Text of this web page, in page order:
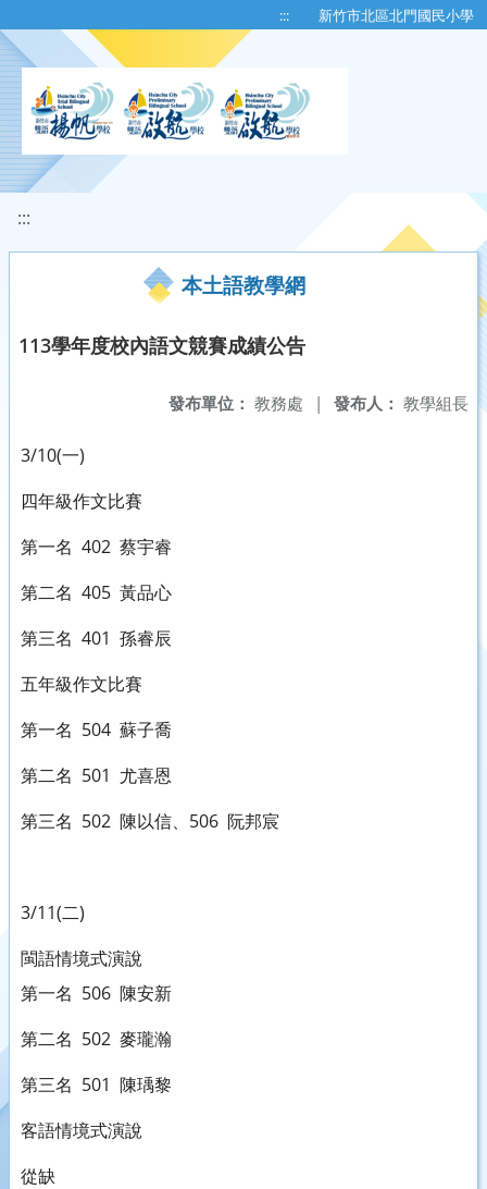
::: 新竹市北區北門國民小學
:::
本土語教學網
113學年度校內語文競賽成績公告
發布人： 教學組長
發布單位： 教務處 |
3/10(一)
四年級作文比賽
第一名 402 蔡宇睿
第二名 405 黃品心
第三名 401 孫睿辰
五年級作文比賽
第一名 504 蘇子喬
第二名 501 尤喜恩
第三名 502 陳以信、506 阮邦宸
3/11(二)
閩語情境式演說
第一名 506 陳安新
第二名 502 麥瓏瀚
第三名 501 陳瑀黎
客語情境式演說
從缺